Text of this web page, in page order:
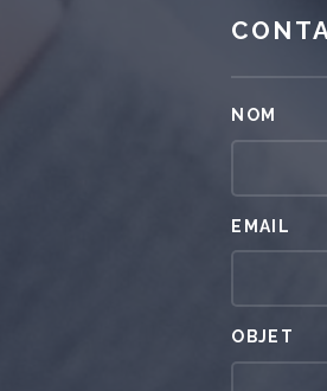
NOM
EMAIL
OBJET